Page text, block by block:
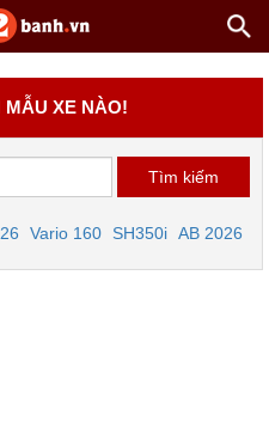
MẪU XE NÀO!
Vario 160 SH350i AB 2026